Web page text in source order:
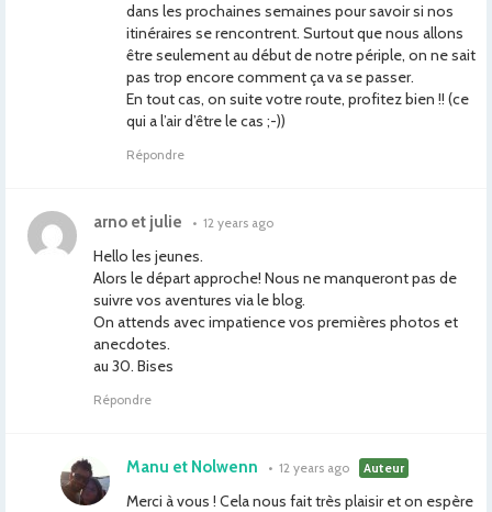
dans les prochaines semaines pour savoir si nos
itinéraires se rencontrent. Surtout que nous allons
être seulement au début de notre périple, on ne sait
pas trop encore comment ça va se passer.
En tout cas, on suite votre route, profitez bien !! (ce
qui a l’air d’être le cas ;-))
Répondre
arno et julie • 12 years ago
Hello les jeunes.
Alors le départ approche! Nous ne manqueront pas de
suivre vos aventures via le blog.
On attends avec impatience vos premières photos et
anecdotes.
au 30. Bises
Répondre
Manu et Nolwenn • 12 years ago Auteur
Merci à vous ! Cela nous fait très plaisir et on espère